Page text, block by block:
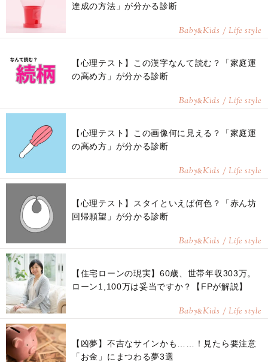
達成の方法」が分かる診断
Baby&Kids / Life style
【心理テスト】この漢字なんて読む？「家庭運
の高め方」が分かる診断
Baby&Kids / Life style
【心理テスト】この画像何に見える？「家庭運
の高め方」が分かる診断
Baby&Kids / Life style
【心理テスト】スタイといえば何色？「赤ん坊
回帰願望」が分かる診断
Baby&Kids / Life style
【住宅ローンの現実】60歳、世帯年収303万。
ローン1,100万は妥当ですか？【FPが解説】
Baby&Kids / Life style
【凶夢】不吉なサインかも……！見たら要注意
「お金」にまつわる夢3選